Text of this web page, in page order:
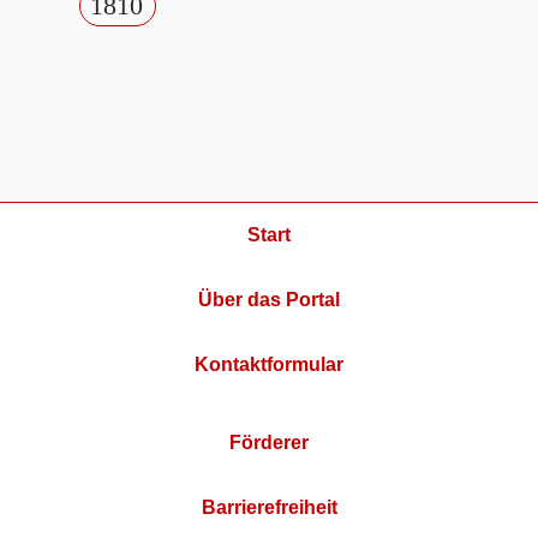
Start
Über das Portal
Kontaktformular
Förderer
Barrierefreiheit